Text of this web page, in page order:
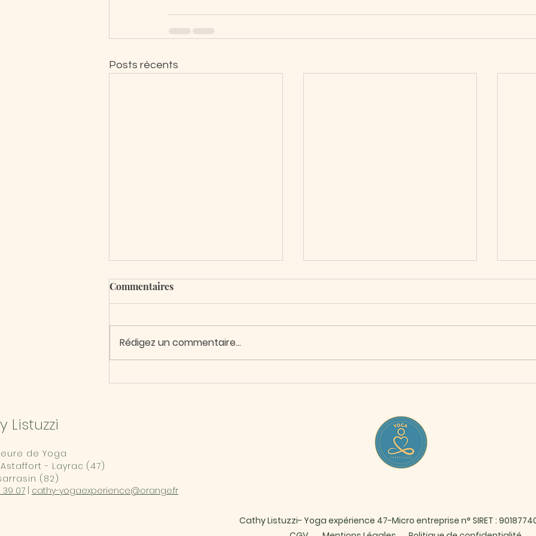
Posts récents
Commentaires
Rédigez un commentaire...
Listuzzi
- Layrac (47)
de Yoga
(82)
39 07 | cathy-yogaexperience@orange.fr
Cathy Listuzzi- Yoga expérience 47-Micro entreprise n° SIRET :